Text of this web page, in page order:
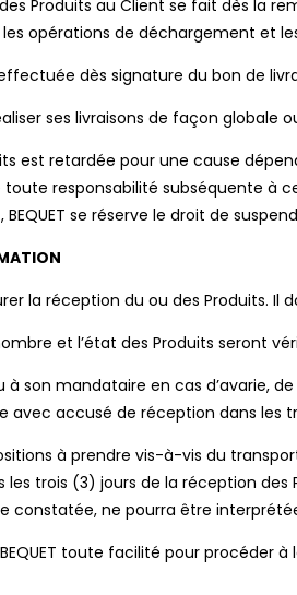
Produits au Client se fait dès la
opérations de déchargement et
dès signature du bon de
ses livraisons de façon globale
est retardée pour une cause
toute responsabilité subséquente
se réserve le droit de
la réception du ou des Produits.
et l’état des Produits seront
à son mandataire en cas d’avarie,
accusé de réception dans les
à prendre vis-à-vis du
les trois (3) jours de la réception
constatée, ne pourra être
toute facilité pour